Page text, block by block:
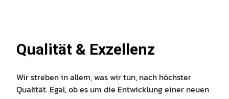
Qualität & Exzellenz
Wir streben in allem, was wir tun, nach höchster
Qualität. Egal, ob es um die Entwicklung einer neuen